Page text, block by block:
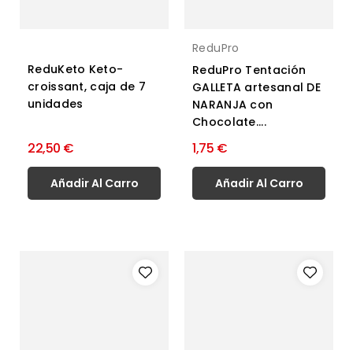
ReduKeto Keto-
croissant, caja de 7
unidades
22,50 €
Añadir Al Carro
ReduPro
ReduPro Tentación
GALLETA artesanal DE
NARANJA con
Chocolate....
1,75 €
Añadir Al Carro